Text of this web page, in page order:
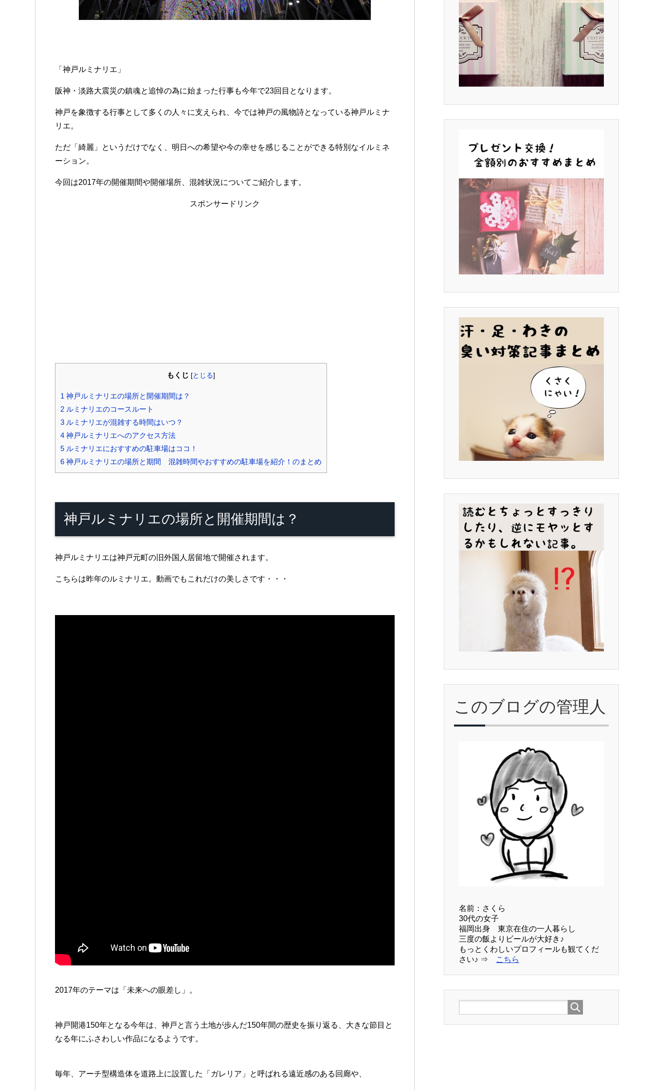
「神戸ルミナリエ」
阪神・淡路大震災の鎮魂と追悼の為に始まった行事も今年で23回目となります。
神戸を象徴する行事として多くの人々に支えられ、今では神戸の風物詩となっている神戸ルミナ
リエ。
ただ「綺麗」というだけでなく、明日への希望や今の幸せを感じることができる特別なイルミネ
ーション。
今回は2017年の開催期間や開催場所、混雑状況についてご紹介します。
スポンサードリンク
もくじ [とじる]
1 神戸ルミナリエの場所と開催期間は？
2 ルミナリエのコースルート
3 ルミナリエが混雑する時間はいつ？
4 神戸ルミナリエへのアクセス方法
5 ルミナリエにおすすめの駐車場はココ！
6 神戸ルミナリエの場所と期間 混雑時間やおすすめの駐車場を紹介！のまとめ
神戸ルミナリエの場所と開催期間は？
神戸ルミナリエは神戸元町の旧外国人居留地で開催されます。
こちらは昨年のルミナリエ。動画でもこれだけの美しさです・・・
2017年のテーマは「未来への眼差し」。
神戸開港150年となる今年は、神戸と言う土地が歩んだ150年間の歴史を振り返る、大きな節目と
なる年にふさわしい作品になるようです。
毎年、アーチ型構造体を道路上に設置した「ガレリア」と呼ばれる遠近感のある回廊や、
このブログの管理人
名前：さくら
30代の女子
福岡出身 東京在住の一人暮らし
三度の飯よりビールが大好き♪
もっとくわしいプロフィールも観てくだ
さい♪ ⇒
こちら